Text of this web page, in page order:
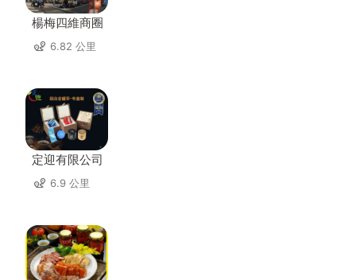
楊梅四維商圈
6.82 公里
定迎有限公司
6.9 公里